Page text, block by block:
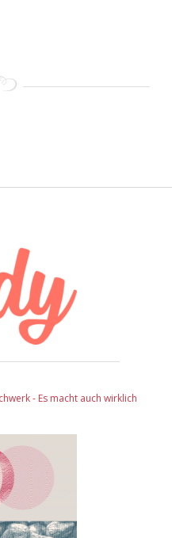
- Es macht auch wirklich